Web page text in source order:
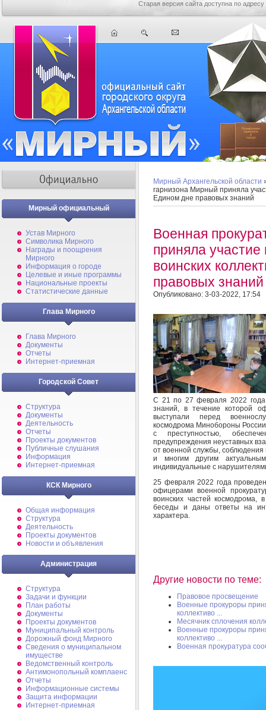
Старая версия сайта доступна по адресу
Мирный официальный
Устав Мирного
Символика Мирного
Награды и поощрения
Мирного
Информация о городе
Целевые и иные программы
Национальные проекты
Статистические данные
Глава Мирного
Глава Мирного
Документы
Отчеты
Интернет-приемная
Городской Совет
Структура
Документы
Деятельность
Отчеты
Проекты документов
Публичные слушания
Информация
Интернет-приемная
КСК Мирного
Общая информация
Структура
Деятельность
Проекты документов
Новости и объявления
Администрация
Структура
Задачи и функции
План работы
Документы
Проекты документов
Муниципальный контроль
Дорожный фонд Мирного
Cведения о муниципальном
имуществе
Ведомственный контроль
Антимонопольный комплаенс
Отчеты
Информационные системы
Защита информации
Интернет-приемная
Мирный Архангельской области
гарнизона Мирный приняла
Едином дне правовых знаний
Военная
приняла
воинских
правовых знаний
Опубликовано: 3-03-2022, 17:54
С 21 по 27 февраля 2022 года
знаний, в течение которой
выступали перед
космодрома Минобороны
с преступностью,
предупреждения неуставных
от военной службы,
и многим другим
индивидуальные с
25 февраля 2022 года
офицерами военной
воинских частей космодрома,
беседы и даны ответы на
характера.
Другие новости по теме:
Правовое просвещение
Военные прокуроры
коллективо ...
Месячник сплочения
Военные прокуроры
коллективо ...
Военная прокуратура